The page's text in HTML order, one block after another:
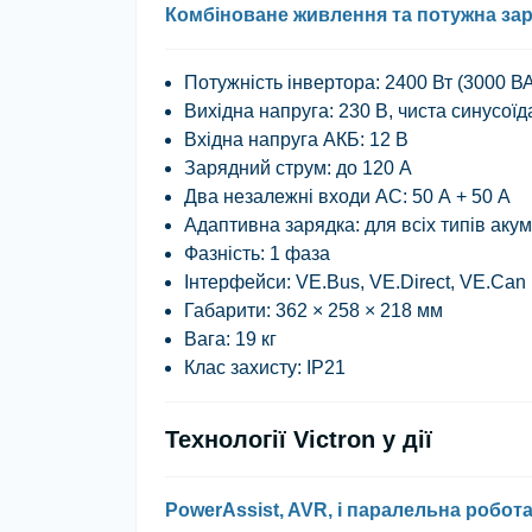
Комбіноване живлення та потужна
Потужність інвертора: 2400 Вт (3000
Вихідна напруга: 230 В, чиста
Вхідна напруга АКБ: 12 В
Зарядний струм: до 120 А
Два незалежні входи AC: 50 А + 50 А
Адаптивна зарядка: для всіх типів
Фазність: 1 фаза
Інтерфейси: VE.Bus, VE.Direct, VE.Can
Габарити: 362 × 258 × 218 мм
Вага: 19 кг
Клас захисту: IP21
Технології Victron у дії
PowerAssist, AVR, і паралельна робота